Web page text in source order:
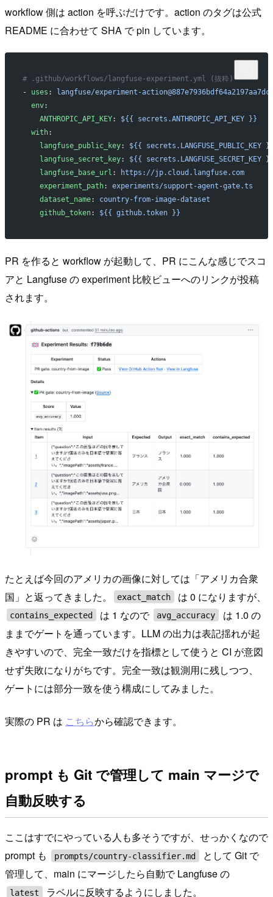
workflow 側は action を呼ぶだけです。action のタグは公式
README に合わせて SHA で pin しています。
# .github/workflows/langfuse-experiment.yml (抜粋)
- uses :
langfuse/experiment-
  env
:
    ANTHROPIC_API_KEY
: ${{ secrets.ANTHROPIC_API_KEY }}
  with
:
    langfuse_public_key
: ${{ secrets.LANGFUSE_PUBLIC_KEY
    langfuse_secret_key
: ${{ secrets.LANGFUSE_SECRET_KEY
    langfuse_base_url
:
https://jp.cloud.langfuse.com
    experiment_path
: experiments/support-agent-gate.ts
    dataset_name
: country-from-image-dataset
    github_token
: ${{ github.token }}
PR を作ると workflow が起動して、PR にこんな感じでスコ
アと Langfuse の experiment 比較ビューへのリンクが投稿
されます。
たとえば今回のアメリカの画像に対しては「アメリカ合衆
国」と返ってきました。
exact_match は 0 になりますが、
contains_expected は 1 なので avg_accuracy
は 1.0 の
ままでゲートを通っています。LLM の出力は表記揺れが起
きやすいので、完全一致だけを指標として使うと CI が意図
せず失敗になりがちです。完全一致は観測用に残しつつ、
ゲートには部分一致を使う構成にしてみました。
実際の PR は こちらから確認できます。
prompt も Git で管理して main マージで
自動反映する
ここはすでにやっている人も多そうですが、せっかくなので
prompt も
prompts/country-classifier.md
として Git で
管理して、main にマージしたら自動で Langfuse の
latest ラベルに反映するようにしました。